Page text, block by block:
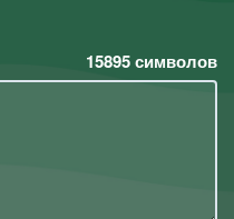
15895символов